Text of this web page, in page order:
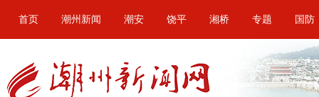
首页 潮州新闻 潮安 饶平 湘桥 专题 国防